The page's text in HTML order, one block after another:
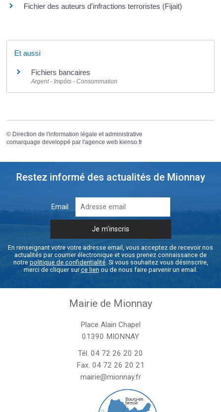
Fichier des auteurs d'infractions terroristes (Fijait)
Et aussi
Fichiers bancaires
Argent - Impôts - Consommation
© Direction de l'information légale et administrative
comarquage developpé par l'agence web kienso.fr
Restez informé des actualités de Mionnay
Email
En renseignant votre votre adresse email, vous acceptez de recevoir nos
actualités par courrier électronique et vous prenez connaissance de
notre politique de confidentialité. Si vous souhaitez vous désinscrire,
merci de cliquer surce lien ou de nous faire parvenir un email.
Mairie de Mionnay
Place Alain Chapel
01390 MIONNAY
Tél. 04 72 26 20 20
Fax. 04 72 26 20 21
mairie@mionnay.fr